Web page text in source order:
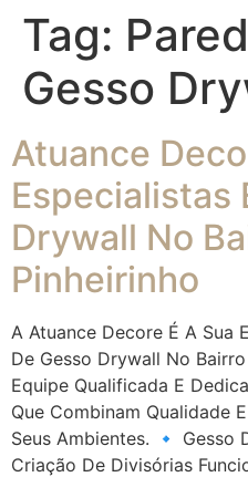
Tag:
Gesso
Atuance
Especialistas
Drywall No
Pinheirinho
A Atuance Decore É A Sua
De Gesso Drywall No
Equipe Qualificada E
Que Combinam Qualidade
Seus Ambientes. 🔹 Gesso
Criação De Divisórias